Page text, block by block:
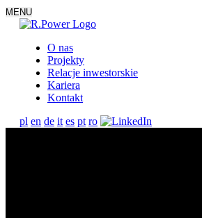
MENU
O nas
Projekty
Relacje inwestorskie
Kariera
Kontakt
pl en de it es pt ro